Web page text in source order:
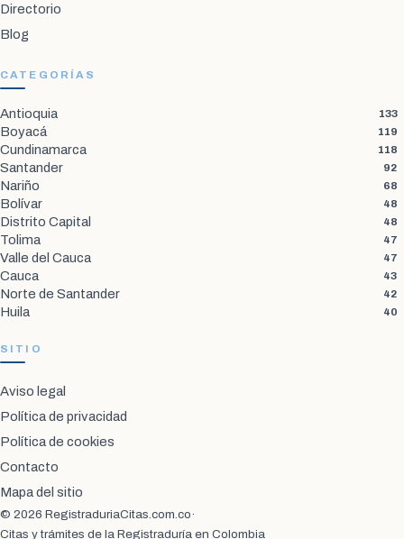
Directorio
Blog
CATEGORÍAS
Antioquia 133
Boyacá 119
Cundinamarca 118
Santander 92
Nariño 68
Bolívar 48
Distrito Capital 48
Tolima 47
Valle del Cauca 47
Cauca 43
Norte de Santander 42
Huila 40
SITIO
Aviso legal
Política de privacidad
Política de cookies
Contacto
Mapa del sitio
© 2026 RegistraduriaCitas.com.co·
Citas y trámites de la Registraduría en Colombia